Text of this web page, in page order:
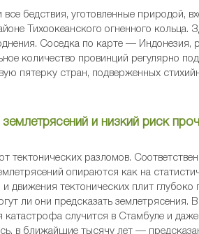
бедствия, уготовленные природой,
Тихоокеанского огненного кольца.
Соседка по карте — Индонезия,
количество провинций регулярно
пятерку стран, подверженных
и низкий риск
тектонических разломов.
опираются как на
движения тектонических плит глубоко
ли они предсказать землетрясения.
случится в Стамбуле и
в ближайшие тысячу лет —